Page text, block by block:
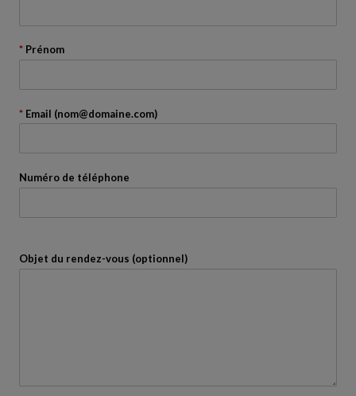
Prénom
Email (nom@domaine.com)
Numéro de téléphone
Objet du rendez-vous (optionnel)